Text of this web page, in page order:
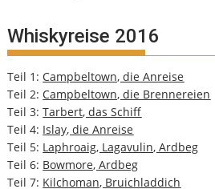
Whiskyreise 2016
Teil 1: Campbeltown, die Anreise
Teil 2: Campbeltown, die Brennereien
Teil 3:Tarbert, das Schiff
Teil 4: Islay, die Anreise
Teil 5: Laphroaig, Lagavulin, Ardbeg
Teil 6: Bowmore, Ardbeg
Teil 7: Kilchoman, Bruichladdich